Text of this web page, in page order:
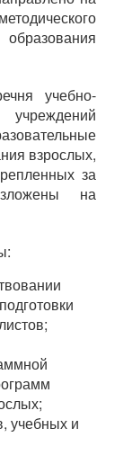
учебно-
взрослых,
за
на
учебных и